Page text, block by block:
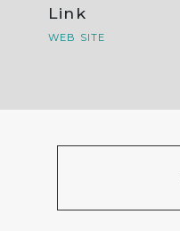
Link
WEB SITE